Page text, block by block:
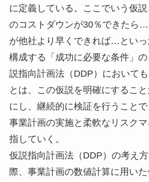
に定義している。ここでいう仮
のコストダウンが30％できたら
が他社より早くできれば…といっ
構成する「成功に必要な条件」
説指向計画法（DDP）において
とは、この仮説を明確にするこ
にし、継続的に検証を行うこと
事業計画の実施と柔軟なリスク
指していく。
仮説指向計画法（DDP）の考え
際、事業計画の数値計算に用い